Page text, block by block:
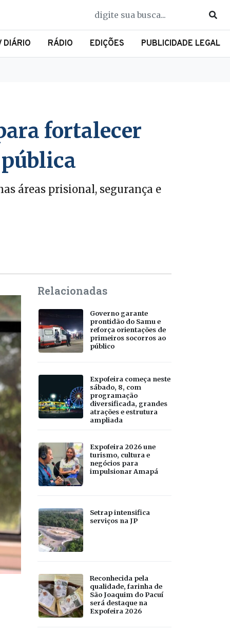
DIÁRIO RÁDIO EDIÇÕES PUBLICIDADE LEGAL
fortalecer
áreas prisional, segurança e
Relacionadas
Governo garante
prontidão do Samu e
reforça orientações de
primeiros socorros ao
público
Expofeira começa neste
sábado, 8, com
programação
diversificada, grandes
atrações e estrutura
ampliada
Expofeira 2026 une
turismo, cultura e
negócios para
impulsionar Amapá
Setrap intensifica
serviços na JP
Reconhecida pela
qualidade, farinha de
São Joaquim do Pacuí
será destaque na
Expofeira 2026